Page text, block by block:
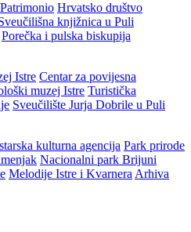
Hrvatsko društvo
knjižnica u Puli
Porečka i pulska biskupija
Istre Centar za povijesna
muzej Istre Turistička
Sveučilište Jurja Dobrile u Puli
kulturna agencija Park prirode
Nacionalni park Brijuni
Melodije Istre i Kvarnera Arhiva